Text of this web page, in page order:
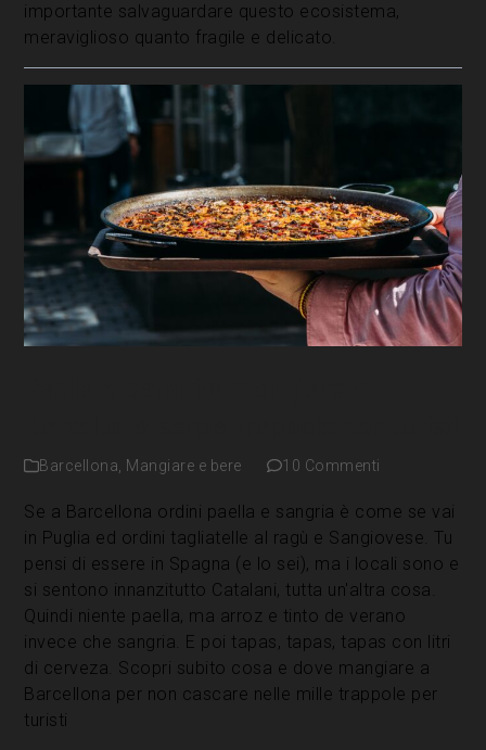
importante salvaguardare questo ecosistema,
meraviglioso quanto fragile e delicato.
Barcellona Mangiare e bere 10 Commenti
Se a Barcellona ordini paella e sangria è come se vai
in Puglia ed ordini tagliatelle al ragù e Sangiovese. Tu
pensi di essere in Spagna (e lo sei), ma i locali sono e
si sentono innanzitutto Catalani, tutta un'altra cosa.
Quindi niente paella, ma arroz e tinto de verano
invece che sangria. E poi tapas, tapas, tapas con litri
di cerveza. Scopri subito cosa e dove mangiare a
Barcellona per non cascare nelle mille trappole per
turisti